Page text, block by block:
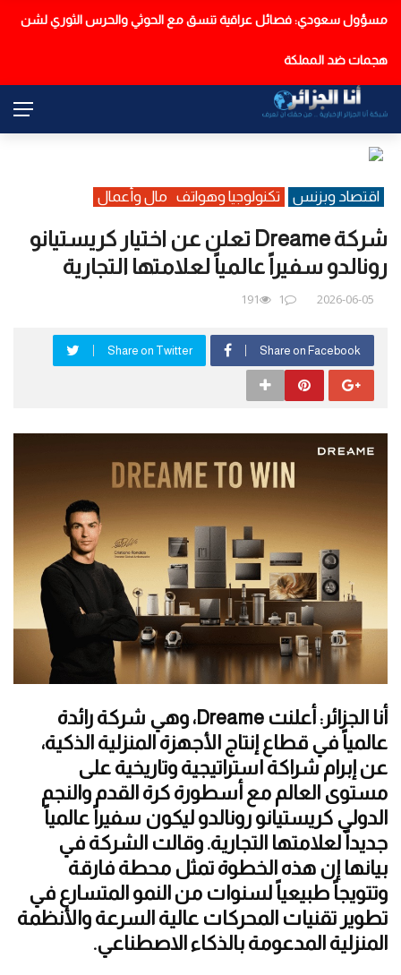
عاجل
تحذير من موجة حر وأمطار رعدية على هذه الولايات
اقتصاد وبزنس تكنولوجيا وهواتف مال وأعمال
شركة Dreame تعلن عن اختيار كريستيانو
رونالدو سفيراً عالمياً لعلامتها التجارية
2026-06-05
1
191
Share on Facebook
Share on Twitter
أنا الجزائر: أعلنت Dreame، وهي شركة رائدة
عالمياً في قطاع إنتاج الأجهزة المنزلية الذكية،
عن إبرام شراكة استراتيجية وتاريخية على
مستوى العالم مع أسطورة كرة القدم والنجم
الدولي كريستيانو رونالدو ليكون سفيراً عالمياً
جديداً لعلامتها التجارية. وقالت الشركة في
بيانها إن هذه الخطوة تمثل محطة فارقة
وتتويجاً طبيعياً لسنوات من النمو المتسارع في
تطوير تقنيات المحركات عالية السرعة والأنظمة
المنزلية المدعومة بالذكاء الاصطناعي.